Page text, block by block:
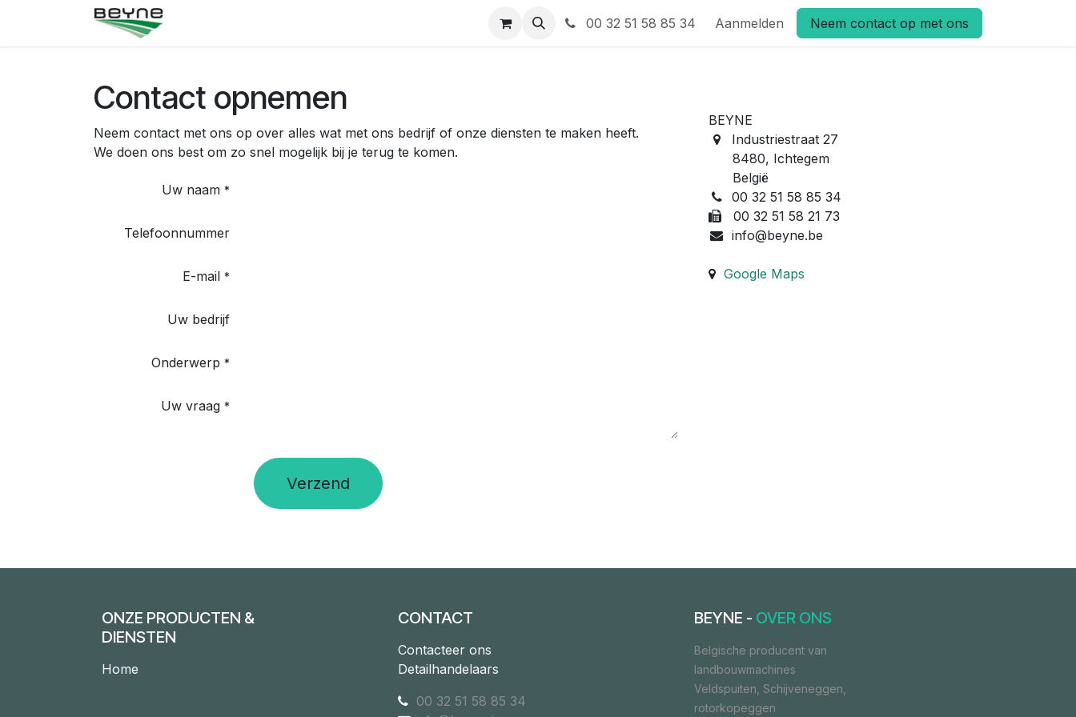
Overslaan naar inhoud
00 32 51 58 85 34 Aanmelden Neem contact op met ons
Contact opnemen
Neem contact met ons op over alles wat met ons bedrijf of onze diensten te maken heeft.
We doen ons best om zo snel mogelijk bij je terug te komen.
Uw naam *
Telefoonnummer
E-mail *
Uw bedrijf
Onderwerp *
Uw vraag *
Verzend
BEYNE
Industriestraat 27
8480, Ichtegem
België
00 32 51 58 85 34
00 32 51 58 21 73
info@beyne.be
Google Maps
ONZE PRODUCTEN &
DIENSTEN
Home
BEYNE - OVER ONS
Belgische producent van
landbouwmachines
Veldspuiten, Schijveneggen,
rotorkopeggen
CONTACT
Contacteer ons
Detailhandelaars
00 32 51 58 85 34